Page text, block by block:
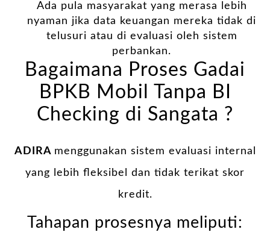
Ada pula masyarakat yang merasa lebih
nyaman jika data keuangan mereka tidak di
telusuri atau di evaluasi oleh sistem
perbankan.
Bagaimana Proses Gadai
BPKB Mobil Tanpa BI
Checking di Sangata ?
ADIRA menggunakan sistem evaluasi internal
yang lebih fleksibel dan tidak terikat skor
kredit.
Tahapan prosesnya meliputi: